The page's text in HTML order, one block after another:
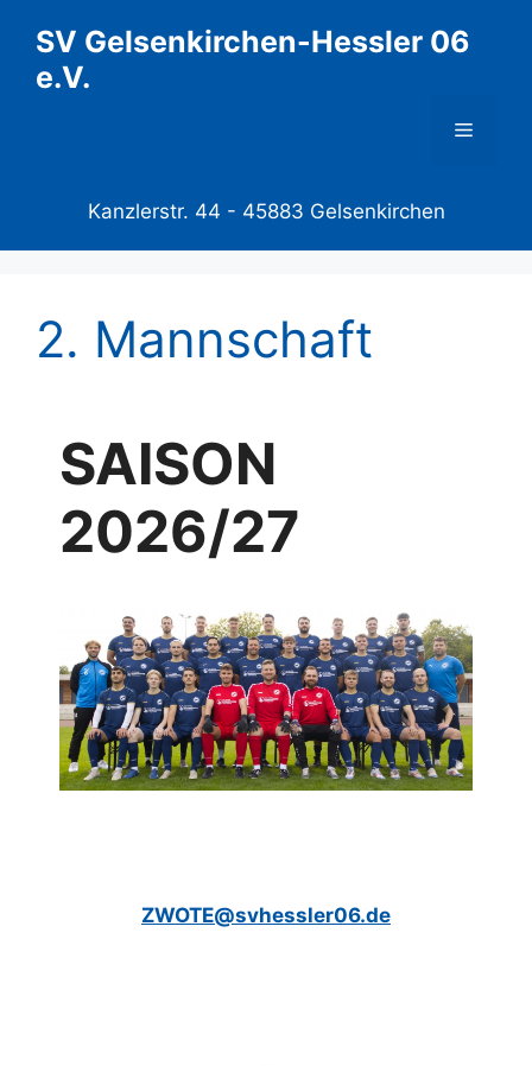
Inhalt
springen
SV Gelsenkirchen-Hessler 06
e.V.
Menü
Kanzlerstr. 44 - 45883 Gelsenkirchen
2. Mannschaft
SAISON
2026/27
ZWOTE@svhessler06.de